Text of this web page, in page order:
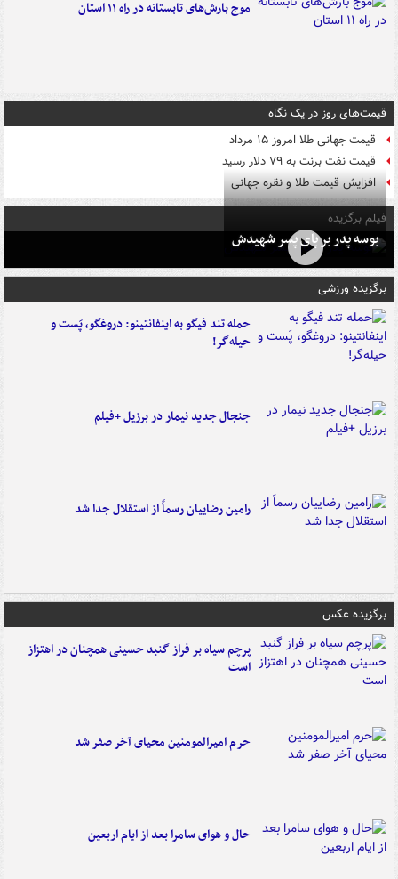
موج بارش‌های تابستانه در راه ۱۱ استان
قیمت‌های روز در یک نگاه
قیمت جهانی طلا امروز ۱۵ مرداد
قیمت نفت برنت به ۷۹ دلار رسید
افزایش قیمت طلا و نقره جهانی
فیلم برگزیده
بوسه‌ پدر بر پای پسر شهیدش
برگزیده ورزشی
حمله تند فیگو به اینفانتینو: دروغگو، پَست‌ و
حیله‌گر!
جنجال جدید نیمار در برزیل +فیلم
رامین رضاییان رسماً از استقلال جدا شد
برگزیده عکس
پرچم سیاه بر فراز گنبد حسینی همچنان در اهتزاز
است
حرم امیرالمومنین محیای آخر صفر شد
حال و هوای سامرا بعد از ایام اربعین